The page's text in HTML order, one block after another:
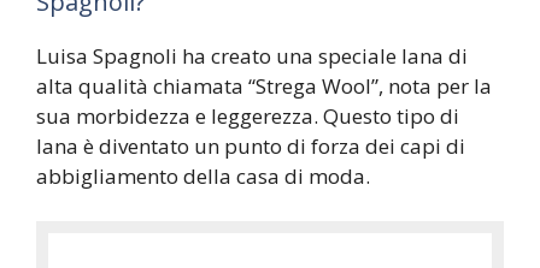
Luisa Spagnoli ha creato una speciale lana di
alta qualità chiamata “Strega Wool”, nota per la
sua morbidezza e leggerezza. Questo tipo di
lana è diventato un punto di forza dei capi di
abbigliamento della casa di moda.